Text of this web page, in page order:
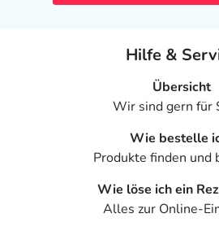
Hilfe &
Übersicht
Wir sind gern für
Wie bestelle
Produkte finden und
Wie löse ich ein
Alles zur Online-